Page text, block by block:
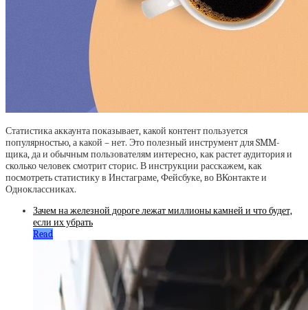
Статистика аккаунта показывает, какой контент пользуется
популярностью, а какой – нет. Это полезный инструмент для SMM-
щика, да и обычным пользователям интересно, как растет аудитория и
сколько человек смотрит сторис. В инструкции расскажем, как
посмотреть статистику в Инстаграме, Фейсбуке, во ВКонтакте и
Одноклассниках.
Зачем на железной дороге лежат миллионы камней и что будет,
если их убрать
Read